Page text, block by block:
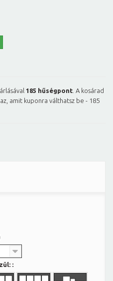
185 hűségpont . A kosárad
amit kuponra válthatsz be - 185
: